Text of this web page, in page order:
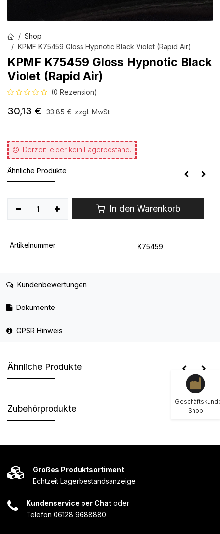
Shop
KPMF K75459 Gloss Hypnotic Black Violet (Rapid Air)
KPMF K75459 Gloss Hypnotic Black
Violet (Rapid Air)
(0 Rezension)
30,13 € 33,85€ zzgl. MwSt.
Derzeit leider kein Lagerbestand.
Ähnliche Produkte
In den Warenkorb
Artikelnummer K75459
Kundenbewertungen
Dokumente
GPSR Hinweis
Ähnliche Produkte
Zubehörprodukte
Großes Produktsortiment
Echtzeit Lagerbestandsanzeige
Kundenservice per Chat oder
Telefon 06128 9688880
Shop